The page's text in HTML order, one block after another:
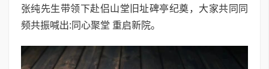
张纯先生带领下赴侣山堂旧址碑亭纪奠，大家共同同
频共振喊出:同心聚堂 重启新院。